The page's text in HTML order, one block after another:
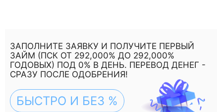
ЗАПОЛНИТЕ ЗАЯВКУ И ПОЛУЧИТЕ ПЕРВЫЙ
ЗАЙМ (ПСК ОТ 292,000% ДО 292,000%
ГОДОВЫХ) ПОД 0% В ДЕНЬ. ПЕРЕВОД ДЕНЕГ -
СРАЗУ ПОСЛЕ ОДОБРЕНИЯ!
БЫСТРО И БЕЗ %